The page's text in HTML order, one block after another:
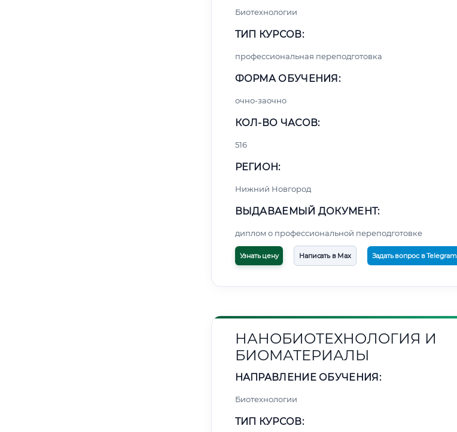
Биотехнологии
ТИП КУРСОВ:
профессиональная переподготовка
ФОРМА ОБУЧЕНИЯ:
очно-заочно
КОЛ-ВО ЧАСОВ:
516
РЕГИОН:
Нижний Новгород
ВЫДАВАЕМЫЙ ДОКУМЕНТ:
диплом о профессиональной переподготовке
Узнать цену Написать в Max Задать вопрос в Telegram
НАНОБИОТЕХНОЛОГИЯ И
БИОМАТЕРИАЛЫ
НАПРАВЛЕНИЕ ОБУЧЕНИЯ:
Биотехнологии
ТИП КУРСОВ: